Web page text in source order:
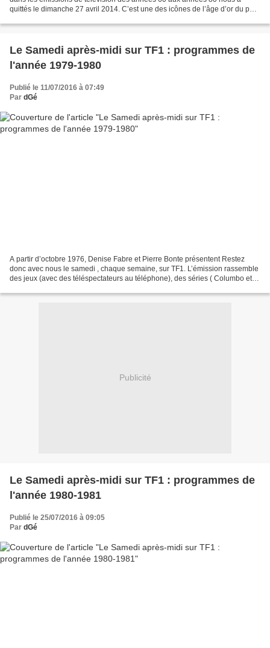
quittés le dimanche 27 avril 2014. C’est une des icônes de l’âge d’or du petit
Le Samedi après-midi sur TF1 : programmes de
l'année 1979-1980
Publié le 11/07/2016 à 07:49
Par dGé
A partir d’octobre 1976, Denise Fabre et Pierre Bonte présentent Restez
donc avec nous le samedi , chaque semaine, sur TF1. L’émission rassemble
des jeux (avec des téléspectateurs au téléphone), des séries ( Columbo et
Publicité
Le Samedi après-midi sur TF1 : programmes de
l'année 1980-1981
Publié le 25/07/2016 à 09:05
Par dGé